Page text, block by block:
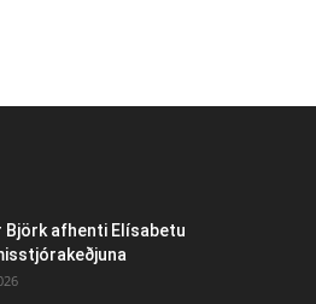
Björk afhenti Elísabetu